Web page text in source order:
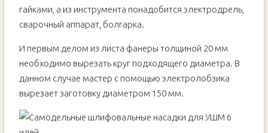
гайками, а из инструмента понадобится электродрель,
сварочный аппарат, болгарка.
И первым делом из листа фанеры толщиной 20 мм
необходимо вырезать круг подходящего диаметра. В
данном случае мастер с помощью электролобзика
вырезает заготовку диаметром 150 мм.